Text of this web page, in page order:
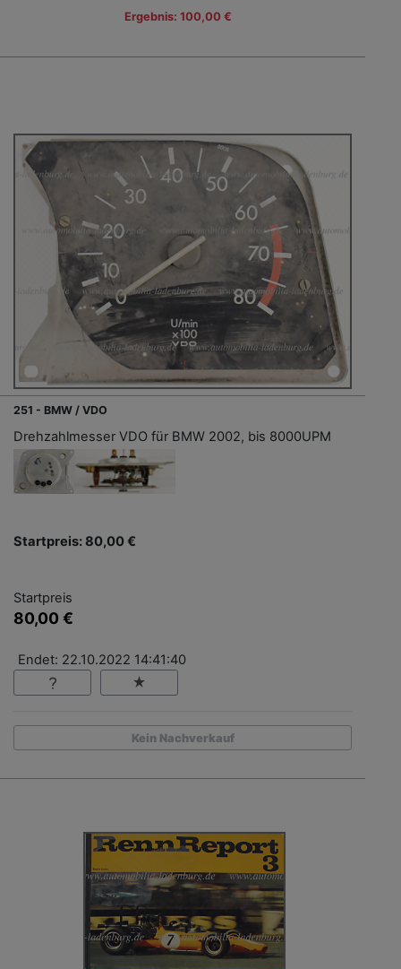
Ergebnis: 100,00 €
251 - BMW / VDO
Drehzahlmesser VDO für BMW 2002, bis 8000UPM
Startpreis: 80,00 €
Startpreis
80,00 €
Endet: 22.10.2022 14:41:40
Kein Nachverkauf